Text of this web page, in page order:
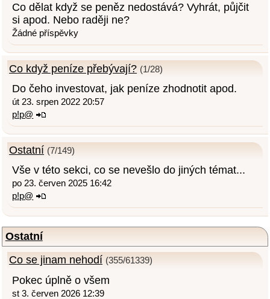
Co dělat když se peněz nedostává? Vyhrát, půjčit
si apod. Nebo raději ne?
Žádné příspěvky
Co když peníze přebývají? (1/28)
Do čeho investovat, jak peníze zhodnotit apod.
út 23. srpen 2022 20:57
p!p@
Ostatní (7/149)
Vše v této sekci, co se nevešlo do jiných témat...
po 23. červen 2025 16:42
p!p@
Ostatní
Co se jinam nehodí (355/61339)
Pokec úplně o všem
st 3. červen 2026 12:39